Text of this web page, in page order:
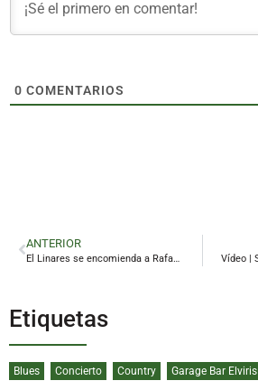
0 COMENTARIOS
ANTERIOR
El Linares se encomienda a Rafael Perales para reanimar su cantera
Etiquetas
Blues Concierto Country Garage Bar Elviris